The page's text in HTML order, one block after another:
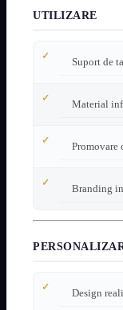
UTILIZARE
Suport de
Material
Promovare
Branding
Design